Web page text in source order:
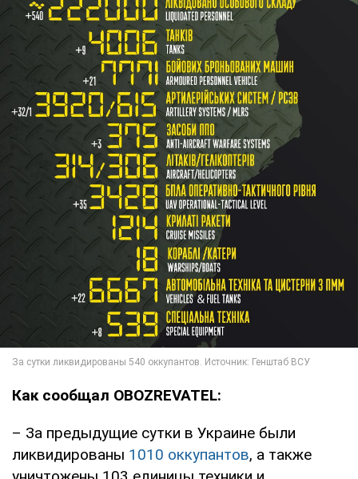
Как сообщал OBOZREVATEL:
– За предыдущие сутки в Украине были
ликвидированы 1010 оккупантов, а также